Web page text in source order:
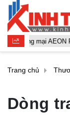
AEON Phủ Lý
Trang chủ
Dòng